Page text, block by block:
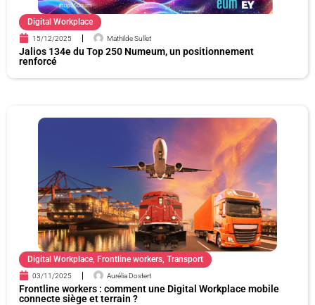
Digital Workplace
15/12/2025 Mathilde Sullet
Jalios 134e du Top 250 Numeum, un positionnement
renforcé
Digital Workplace, Frontline workers, Transport
03/11/2025 Aurélia Dostert
Frontline workers : comment une Digital Workplace mobile
connecte siège et terrain ?